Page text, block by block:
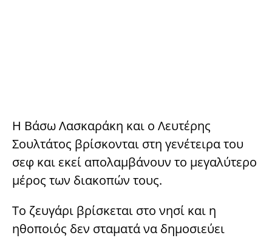
Η Βάσω Λασκαράκη και ο Λευτέρης
Σουλτάτος βρίσκονται στη γενέτειρα του
σεφ και εκεί απολαμβάνουν το μεγαλύτερο
μέρος των διακοπών τους.
Το ζευγάρι βρίσκεται στο νησί και η
ηθοποιός δεν σταματά να δημοσιεύει